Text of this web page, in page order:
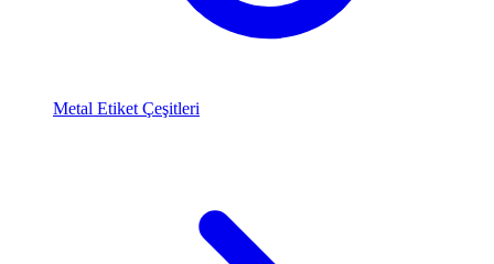
Metal Etiket Çeşitleri